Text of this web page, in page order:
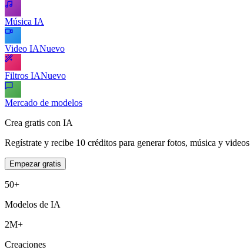
Música IA
Video IANuevo
Filtros IANuevo
Mercado de modelos
Crea gratis con IA
Regístrate y recibe 10 créditos para generar fotos, música y videos
Empezar gratis
50+
Modelos de IA
2M+
Creaciones